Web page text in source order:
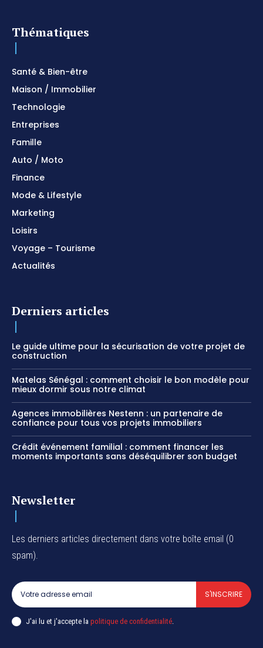
Thématiques
Santé & Bien-être
Maison / Immobilier
Technologie
Entreprises
Famille
Auto / Moto
Finance
Mode & Lifestyle
Marketing
Loisirs
Voyage – Tourisme
Actualités
Derniers articles
Le guide ultime pour la sécurisation de votre projet de
construction
Matelas Sénégal : comment choisir le bon modèle pour
mieux dormir sous notre climat
Agences immobilières Nestenn : un partenaire de
confiance pour tous vos projets immobiliers
Crédit événement familial : comment financer les
moments importants sans déséquilibrer son budget
Newsletter
Les derniers articles directement dans votre boîte email (0
spam).
S'INSCRIRE
J'ai lu et j'accepte la politique de confidentialité